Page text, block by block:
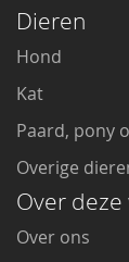
Dieren
Hond
Kat
Paard, pony
Overige
Over
Over ons